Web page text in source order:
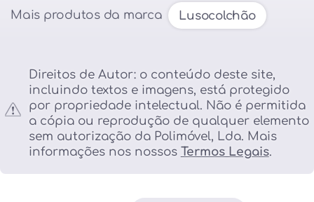
Mais produtos da marca Lusocolchão
Direitos de Autor: o conteúdo deste site,
incluindo textos e imagens, está protegido
por propriedade intelectual. Não é permitida
a cópia ou reprodução de qualquer elemento
sem autorização da Polimóvel, Lda. Mais
informações nos nossos Termos Legais.